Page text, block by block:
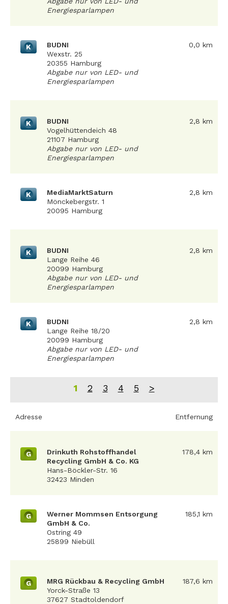
Energiesparlampen
K
BUDNI
Wexstr. 25
20355 Hamburg
Abgabe nur von LED- und
Energiesparlampen
0,0 km
K
BUDNI
Vogelhüttendeich 48
21107 Hamburg
Abgabe nur von LED- und
Energiesparlampen
2,8 km
K
MediaMarktSaturn
Mönckebergstr. 1
20095 Hamburg
2,8 km
K
BUDNI
Lange Reihe 46
20099 Hamburg
Abgabe nur von LED- und
Energiesparlampen
2,8 km
K
BUDNI
Lange Reihe 18/20
20099 Hamburg
Abgabe nur von LED- und
Energiesparlampen
2,8 km
1 2 3 4 5 >
Adresse Entfernung
G
Drinkuth Rohstoffhandel
Recycling GmbH & Co. KG
Hans-Böckler-Str. 16
32423 Minden
178,4 km
G
Werner Mommsen Entsorgung
GmbH & Co.
Ostring 49
25899 Niebüll
185,1 km
G
MRG Rückbau & Recycling GmbH
Yorck-Straße 13
37627 Stadtoldendorf
187,6 km